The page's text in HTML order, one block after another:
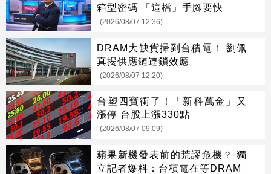
箱型密碼 「這檔」手腳要快
(2026/08/07 12:36)
DRAM大缺貨掃到台積電！ 劉佩
真揭供應鏈連鎖效應
(2026/08/07 12:20)
台塑四寶衝了！「新科萬金」又
漲停 台股上漲330點
(2026/08/07 09:09)
蘋果新機發表前的荒謬危機？ 獨
立記者爆料：台積電在等DRAM